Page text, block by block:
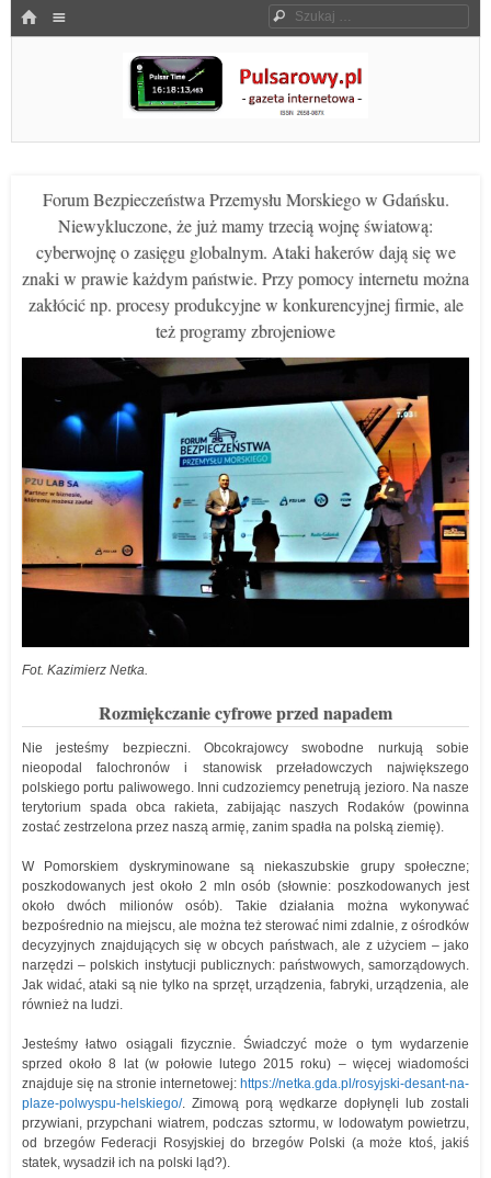
HOME Szukaj
Pulsarowy.pl
Forum Bezpieczeństwa Przemysłu Morskiego w Gdańsku.
Niewykluczone, że już mamy trzecią wojnę światową:
cyberwojnę o zasięgu globalnym. Ataki hakerów dają się we
znaki w prawie każdym państwie. Przy pomocy internetu można
zakłócić np. procesy produkcyjne w konkurencyjnej firmie, ale
też programy zbrojeniowe
Fot. Kazimierz Netka.
Rozmiękczanie cyfrowe przed napadem
Nie jesteśmy bezpieczni. Obcokrajowcy swobodne nurkują sobie
nieopodal falochronów i stanowisk przeładowczych największego
polskiego portu paliwowego. Inni cudzoziemcy penetrują jezioro. Na nasze
terytorium spada obca rakieta, zabijając naszych Rodaków (powinna
zostać zestrzelona przez naszą armię, zanim spadła na polską ziemię).
W Pomorskiem dyskryminowane są niekaszubskie grupy społeczne;
poszkodowanych jest około 2 mln osób (słownie: poszkodowanych jest
około dwóch milionów osób). Takie działania można wykonywać
bezpośrednio na miejscu, ale można też sterować nimi zdalnie, z ośrodków
decyzyjnych znajdujących się w obcych państwach, ale z użyciem – jako
narzędzi – polskich instytucji publicznych: państwowych, samorządowych.
Jak widać, ataki są nie tylko na sprzęt, urządzenia, fabryki, urządzenia, ale
również na ludzi.
Jesteśmy łatwo osiągali fizycznie. Świadczyć może o tym wydarzenie
sprzed około 8 lat (w połowie lutego 2015 roku) – więcej wiadomości
znajduje się na stronie internetowej: https://netka.gda.pl/rosyjski-desant-na-
plaze-polwyspu-helskiego/. Zimową porą wędkarze dopłynęli lub zostali
przywiani, przypchani wiatrem, podczas sztormu, w lodowatym powietrzu,
od brzegów Federacji Rosyjskiej do brzegów Polski (a może ktoś, jakiś
statek, wysadził ich na polski ląd?).